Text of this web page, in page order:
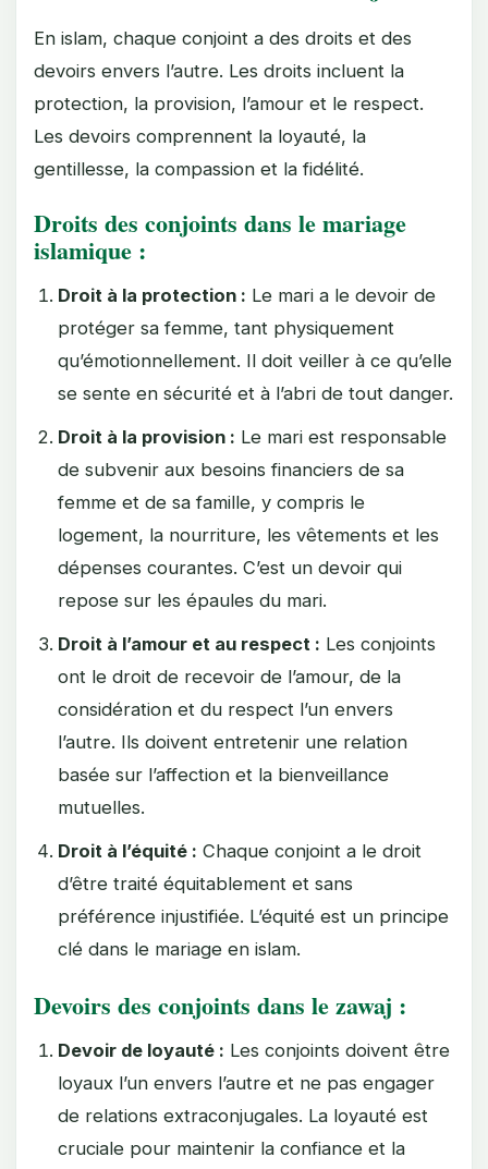
En islam, chaque conjoint a des droits et des
devoirs envers l’autre. Les droits incluent la
protection, la provision, l’amour et le respect.
Les devoirs comprennent la loyauté, la
gentillesse, la compassion et la fidélité.
Droits des conjoints dans le mariage
islamique :
Droit à la protection : Le mari a le devoir de
protéger sa femme, tant physiquement
qu’émotionnellement. Il doit veiller à ce qu’elle
se sente en sécurité et à l’abri de tout danger.
Droit à la provision : Le mari est responsable
de subvenir aux besoins financiers de sa
femme et de sa famille, y compris le
logement, la nourriture, les vêtements et les
dépenses courantes. C’est un devoir qui
repose sur les épaules du mari.
Droit à l’amour et au respect : Les conjoints
ont le droit de recevoir de l’amour, de la
considération et du respect l’un envers
l’autre. Ils doivent entretenir une relation
basée sur l’affection et la bienveillance
mutuelles.
Droit à l’équité : Chaque conjoint a le droit
d’être traité équitablement et sans
préférence injustifiée. L’équité est un principe
clé dans le mariage en islam.
Devoirs des conjoints dans le zawaj :
Devoir de loyauté : Les conjoints doivent être
loyaux l’un envers l’autre et ne pas engager
de relations extraconjugales. La loyauté est
cruciale pour maintenir la confiance et la